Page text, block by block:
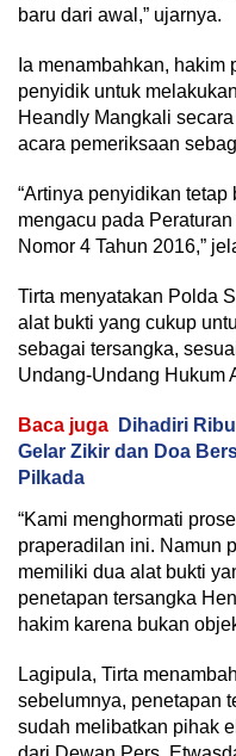
baru dari awal,” ujarnya.
Ia menambahkan,
penyidik untuk
Heandly Mangkali
acara pemeriksaan
“Artinya penyidikan
mengacu pada
Nomor 4 Tahun 2016,”
Tirta menyatakan Polda
alat bukti yang cukup
sebagai tersangka,
Undang-Undang Hukum
Baca juga
Dihadiri
Gelar Zikir dan Doa
Pilkada
“Kami menghormati
praperadilan ini. Namun
memiliki dua alat bukti
penetapan tersangka
hakim karena bukan
Lagipula, Tirta
sebelumnya, penetapan
sudah melibatkan pihak